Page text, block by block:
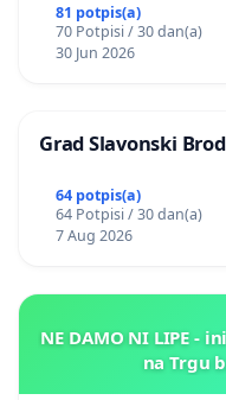
81 potpis(a)
70 Potpisi / 30 dan(a)
30 Jun 2026
Grad Slavonski
64 potpis(a)
64 Potpisi / 30 dan(a)
7 Aug 2026
NE DAMO NI LIPE
na Trgu